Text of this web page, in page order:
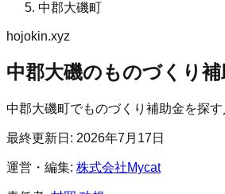
中郡大磯町
hojokin.xyz
中郡大磯のものづくり補
中郡大磯町でものづくり補助金を探
最終更新日: 2026年7月17日
運営・編集: 株式会社Mycat